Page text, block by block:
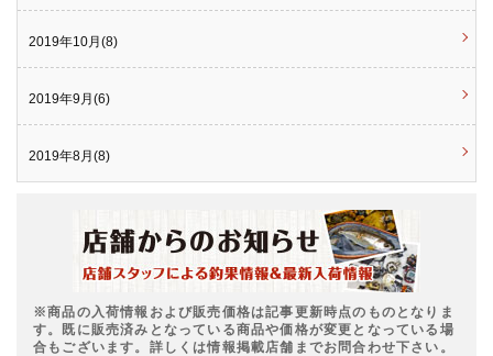
2019年10月(8)
2019年9月(6)
2019年8月(8)
※商品の入荷情報および販売価格は記事更新時点のものとなりま
す。既に販売済みとなっている商品や価格が変更となっている場
合もございます。詳しくは情報掲載店舗までお問合わせ下さい。